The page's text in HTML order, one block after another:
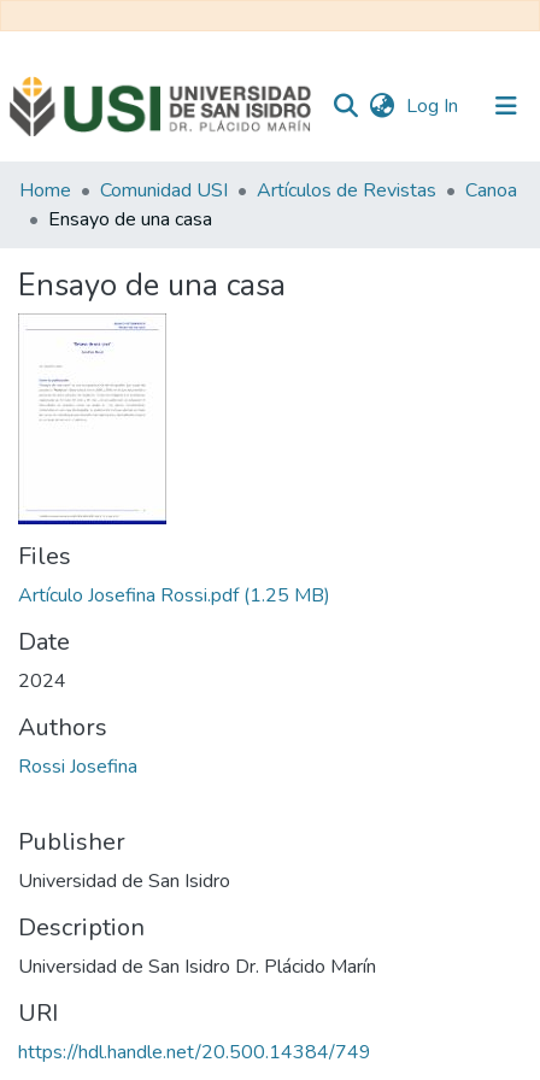
Log In (current)
Communities
&
All of RI USI
Statistics
Home Comunidad USI Artículos de Revistas
Canoa
Ensayo de una casa
Ensayo de una casa
Files
Artículo Josefina Rossi.pdf(1.25 MB)
Date
2024
Authors
Rossi Josefina
Publisher
Universidad de San Isidro
Description
Universidad de San Isidro Dr. Plácido Marín
URI
https://hdl.handle.net/20.500.14384/749